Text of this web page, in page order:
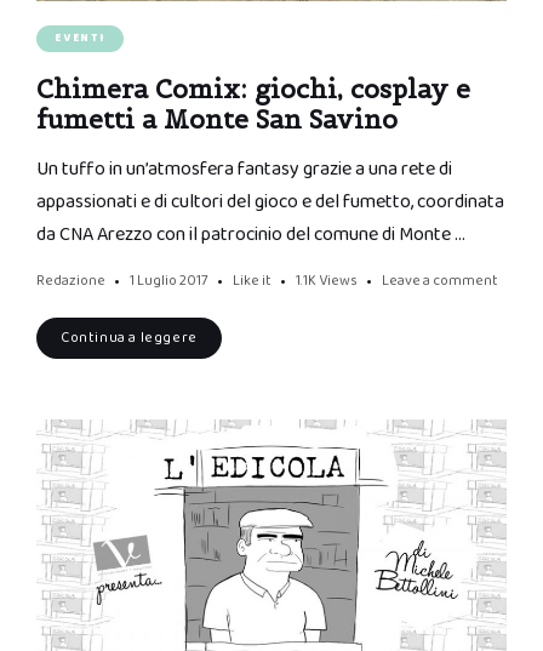
EVENTI
Chimera Comix: giochi, cosplay e
fumetti a Monte San Savino
Un tuffo in un’atmosfera fantasy grazie a una rete di
appassionati e di cultori del gioco e del fumetto, coordinata
da CNA Arezzo con il patrocinio del comune di Monte …
Redazione 1 Luglio 2017 Like it 1.1K Views Leave a comment
Continua a leggere